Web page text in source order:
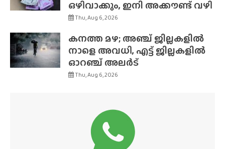
ഒഴിവാക്കും, ഇനി അക്കൗണ്ട് വഴി
Thu, Aug 6, 2026
കനത്ത മഴ; അഞ്ച് ജില്ലകളിൽ
നാളെ അവധി, എട്ട് ജില്ലകളിൽ
ഓറഞ്ച് അലർട്
Thu, Aug 6, 2026